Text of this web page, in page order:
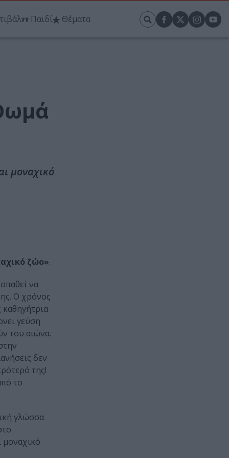
Παιδί Θέματα
μοναχικό
ζώο».
να
Ο χρόνος
γεύση
του αιώνα.
δεν
της!
το
γλώσσα
μοναχικό